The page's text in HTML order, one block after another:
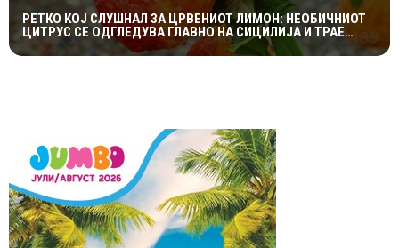
РЕТКО КОЈ СЛУШНАЛ ЗА ЦРВЕНИОТ ЛИМОН: НЕОБИЧНИОТ
ЦИТРУС СЕ ОДГЛЕДУВА ГЛАВНО НА СИЦИЛИЈА И ТРАЕ
САМО НЕКОЛКУ ДЕНА